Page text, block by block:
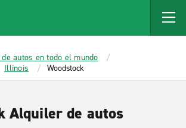
autos en todo el mundo
Illinois Woodstock
Alquiler de autos